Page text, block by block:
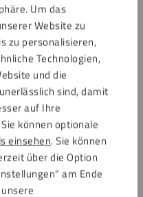
Um das
Website zu
zu personalisieren,
Technologien,
und die
sind, damit
auf Ihre
können optionale
einsehen. Sie können
über die Option
am Ende